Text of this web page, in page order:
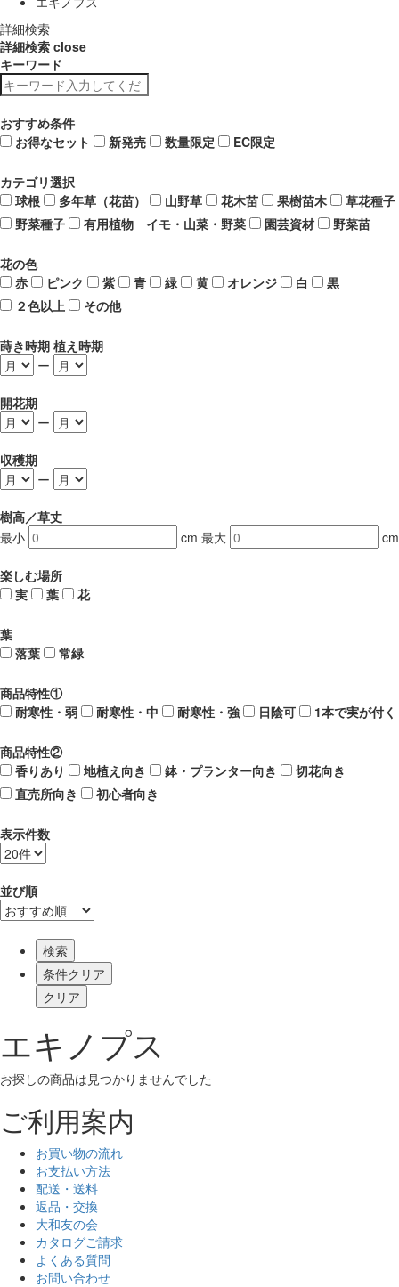
詳細検索
詳細検索 close
キーワード
おすすめ条件
お得なセット
新発売 数量限定 EC限定
カテゴリ選択
球根
多年草（花苗） 山野草 花木苗 果樹苗木
草花種子
野菜種子
有用植物 イモ・山菜・野菜 園芸資材 野菜苗
花の色
赤
ピンク 紫 青 緑 黄 オレンジ 白
黒
２色以上
その他
蒔き時期 植え時期
ー
開花期
ー
収穫期
ー
樹高／草丈
最小
cm 最大 cm
楽しむ場所
実
葉 花
葉
落葉
常緑
商品特性①
耐寒性・弱
耐寒性・中 耐寒性・強 日陰可 1本で実が付く
商品特性②
香りあり
地植え向き 鉢・プランター向き
切花向き
直売所向き
初心者向き
表示件数
並び順
検索
エキノプス
お探しの商品は見つかりませんでした
ご利用案内
お買い物の流れ
お支払い方法
配送・送料
返品・交換
大和友の会
カタログご請求
よくある質問
お問い合わせ